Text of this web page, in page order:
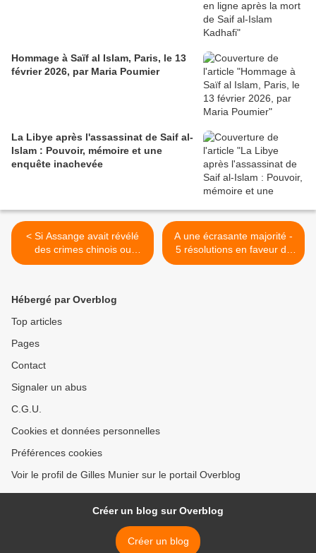
Hommage à Saïf al Islam, Paris, le 13
février 2026, par Maria Poumier
La Libye après l'assassinat de Saif al-
Islam : Pouvoir, mémoire et une
enquête inachevée
< Si Assange avait révélé
des crimes chinois ou
russes et non américains, il
A une écrasante majorité -
5 résolutions en faveur de
la Palestine sont adoptées
Hébergé par Overblog
Top articles
Pages
Contact
Signaler un abus
C.G.U.
Cookies et données personnelles
Préférences cookies
Voir le profil de Gilles Munier sur le portail Overblog
Créer un blog sur Overblog
Créer un blog